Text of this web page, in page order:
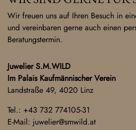
Wir freuen uns auf Ihren Besuch in
und vereinbaren gerne auch einen
Beratungstermin.
Juwelier S.M.WILD
Im Palais Kaufmännischer Verein
Landstraße 49, 4020 Linz
Tel.: +43 732 774105-31
E-Mail: juwelier@smwild.at